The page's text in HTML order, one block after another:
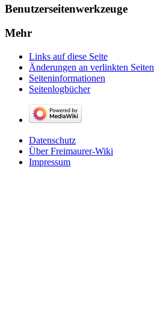
Benutzerseitenwerkzeuge
Mehr
Links auf diese Seite
Änderungen an verlinkten Seiten
Seiten­­informationen
Seitenlogbücher
Datenschutz
Über Freimaurer-Wiki
Impressum